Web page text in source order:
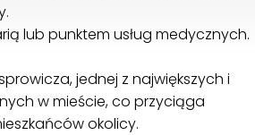
lub punktem usług medycznych.
jednej z największych i
w mieście, co przyciąga
okolicy.